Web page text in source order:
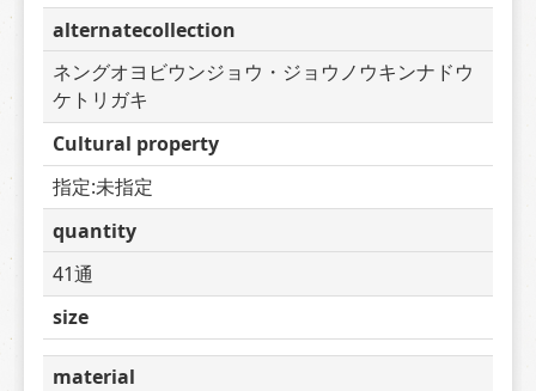
alternatecollection
ネングオヨビウンジョウ・ジョウノウキンナドウ
ケトリガキ
Cultural property
指定:未指定
quantity
41通
size
material